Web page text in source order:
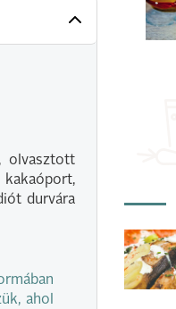
olvasztott
durvára
ahol